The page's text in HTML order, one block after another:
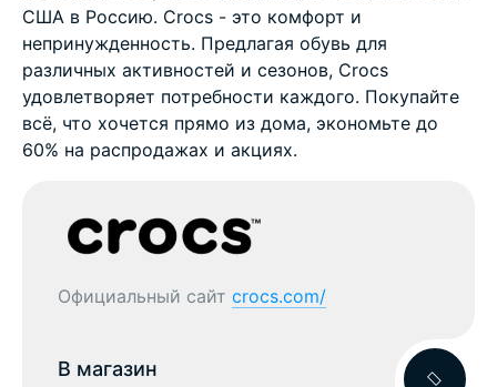
США в Россию. Crocs - это комфорт и
непринужденность. Предлагая обувь для
различных активностей и сезонов, Crocs
удовлетворяет потребности каждого. Покупайте
всё, что хочется прямо из дома, экономьте до
60% на распродажах и акциях.
Официальный сайт crocs.com/
В магазин